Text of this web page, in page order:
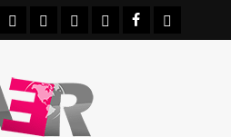
INICIOIRAPUATO
ESTATALES
NACIONALES
FACEBOOK